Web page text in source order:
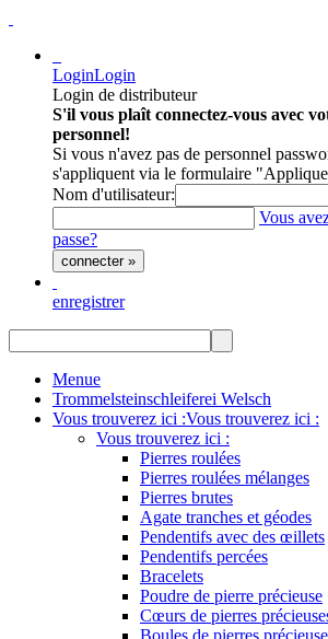
LoginLogin
Login de distributeur
S'il vous plaît connectez-vous avec
personnel!
Si vous n'avez pas de personnel
s'appliquent via le formulaire
Nom d'utilisateur:
Vous
passe?
connecter »
enregistrer
Menue
Trommelsteinschleiferei Welsch
Vous trouverez ici :Vous trouverez ici :
Vous trouverez ici :
Pierres roulées
Pierres roulées mélanges
Pierres brutes
Agate tranches et géodes
Pendentifs avec des œillets
Pendentifs percées
Bracelets
Poudre de pierre précieuse
Cœurs de pierres
Boules de pierres